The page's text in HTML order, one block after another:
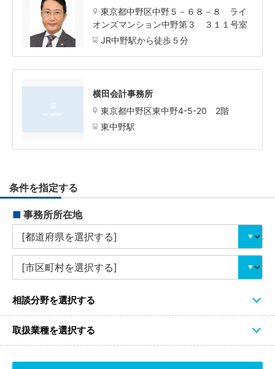
東京都中野区中野５－６８－８ ライ
オンズマンション中野第３ ３１１号室
JR中野駅から徒歩５分
横田会計事務所
東京都中野区東中野4-5-20 2階
東中野駅
条件を指定する
■ 事務所所在地
相談分野を選択する
取扱業種を選択する